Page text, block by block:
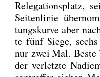
Rele­ga­ti­ons­platz,
Sei­ten­li­nie
tungs­kur­ve aber
te fünf Sie­ge,
nur zwei Mal. Bes­te
der ver­letz­te